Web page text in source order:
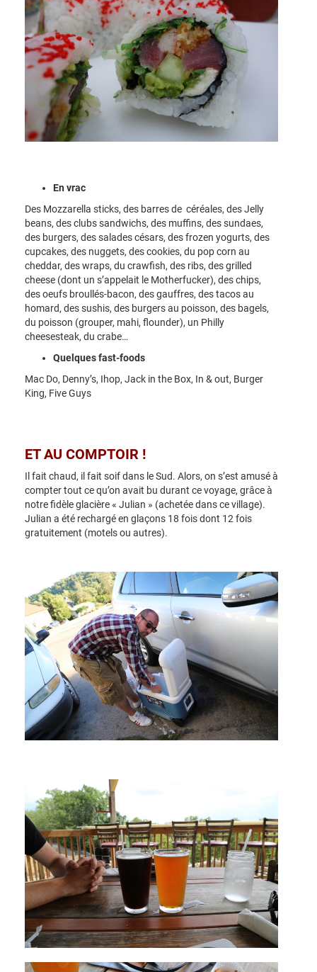
En vrac
Des Mozzarella sticks, des barres de céréales, des Jelly
beans, des clubs sandwichs, des muffins, des sundaes,
des burgers, des salades césars, des frozen yogurts, des
cupcakes, des nuggets, des cookies, du pop corn au
cheddar, des wraps, du crawfish, des ribs, des grilled
cheese (dont un s’appelait le Motherfucker), des chips,
des oeufs broullés-bacon, des gauffres, des tacos au
homard, des sushis, des burgers au poisson, des bagels,
du poisson (grouper, mahi, flounder), un Philly
cheesesteak, du crabe…
Quelques fast-foods
Mac Do, Denny’s, Ihop, Jack in the Box, In & out, Burger
King, Five Guys
ET AU COMPTOIR !
Il fait chaud, il fait soif dans le Sud. Alors, on s’est amusé à
compter tout ce qu’on avait bu durant ce voyage, grâce à
notre fidèle glacière « Julian » (achetée dans ce village).
Julian a été rechargé en glaçons 18 fois dont 12 fois
gratuitement (motels ou autres).